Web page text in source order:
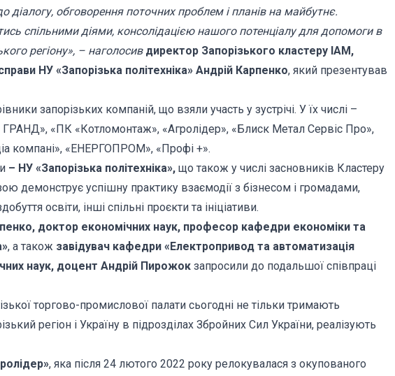
діалогу, обговорення поточних проблем і планів на майбутнє.
спільними діями, консолідацією нашого потенціалу для допомоги в
регіону», – наголосив директор Запорізького кластеру ІАМ,
НУ «Запорізька політехніка» Андрій Карпенко, який презентував
запорізьких компаній, що взяли участь у зустрічі. У їх числі –
«ПК «Котломонтаж», «Агролідер», «Блиск Метал Сервіс Про»,
компані», «ЕНЕРГОПРОМ», «Профі +».
– НУ «Запорізька політехніка», що також у числі засновників Кластеру
демонструє успішну практику взаємодії з бізнесом і громадами,
освіти, інші спільні проєкти та ініціативи.
доктор економічних наук, професор кафедри економіки та
, а також завідувач кафедри «Електропривод та автоматизація
наук, доцент Андрій Пирожок запросили до подальшої співпраці
торгово-промислової палати сьогодні не тільки тримають
регіон і Україну в підрозділах Збройних Сил України, реалізують
, яка після 24 лютого 2022 року релокувалася з окупованого